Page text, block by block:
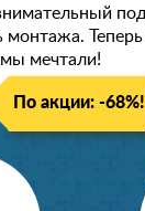
монтажа.
мы мечтали!
По акции: -68%!